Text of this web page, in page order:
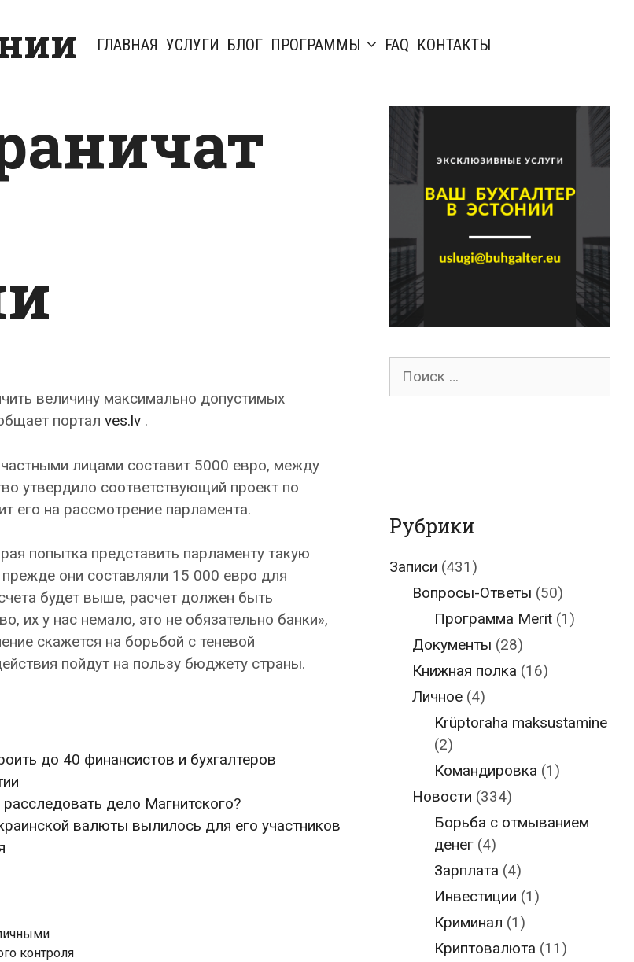
ГЛАВНАЯ УСЛУГИ БЛОГ ПРОГРАММЫ FAQ КОНТАКТЫ
величину максимально допустимых
портал ves.lv .
лицами составит 5000 евро, между
утвердило соответствующий проект по
его на рассмотрение парламента.
попытка представить парламенту такую
они составляли 15 000 евро для
будет выше, расчет должен быть
их у нас немало, это не обязательно банки»,
скажется на борьбой с теневой
пойдут на пользу бюджету страны.
до 40 финансистов и бухгалтеров
дело Магнитского?
валюты вылилось для его участников
контроля
Поиск
Рубрики
Записи (431)
Вопросы-Ответы (50)
Программа Merit (1)
Документы (28)
Книжная полка (16)
Личное(4)
Krüptoraha maksustamine
(2)
Командировка (1)
Новости (334)
Борьба с отмыванием
денег (4)
Зарплата (4)
Инвестиции (1)
Криминал (1)
Криптовалюта (11)